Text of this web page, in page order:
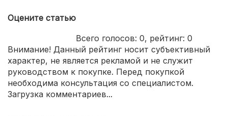
Оцените статью
Всего голосов: 0, рейтинг: 0
Внимание! Данный рейтинг носит субъективный
характер, не является рекламой и не служит
руководством к покупке. Перед покупкой
необходима консультация со специалистом.
Загрузка комментариев...